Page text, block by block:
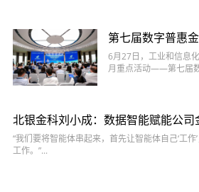
第七届数字普惠
6月27日，工业和信息
月重点活动——第七届
北银金科刘小成：数据智能赋能公司
“我们要将智能体串起来，首先让智能体自己‘工作
工作。”...